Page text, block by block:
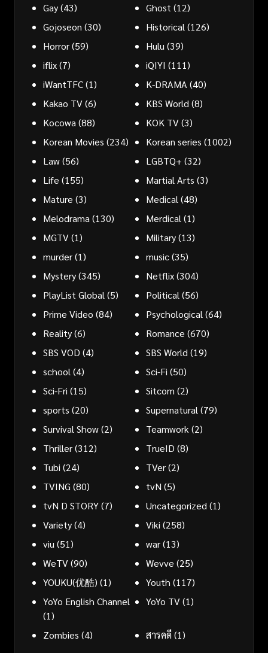
Gay(43) Ghost (12)
Gojoseon (30) Historical (126)
Horror(59) Hulu (39)
iflix(7) iQIYI (111)
iWantTFC(1) K-DRAMA (40)
Kakao TV(6) KBS World (8)
Kocowa (88) KOK TV(3)
Korean Movies (234) Korean series (1002)
Law(56) LGBTQ+ (32)
Life (155) Martial Arts (3)
Mature (3) Medical (48)
Melodrama (130) Merdical (1)
MGTV(1) Military(13)
murder(1) music(35)
Mystery(345) Netflix(304)
PlayList Global (5) Political (56)
Prime Video (84) Psychological (64)
Reality(6) Romance (670)
SBS VOD (4) SBS World (19)
school (4) Sci-Fi (50)
Sci-Fri (15) Sitcom (2)
sports (20) Supernatural (79)
Survival Show(2) Teamwork (2)
Thriller(312) TrueID (8)
Tubi (24) TVer(2)
TVING (80) tvN (5)
tvN D STORY(7) Uncategorized (1)
Variety(4) Viki (258)
viu (51) war(13)
WeTV(90) Wevve (25)
YOUKU(优酷) (1) Youth (117)
YoYo English Channel
(1)
YoYo TV(1)
Zombies (4) สารคดี(1)